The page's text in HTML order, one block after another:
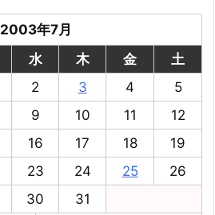
2003年7月
水 木 金
土
2 3 4
5
9 10 11
12
16 17 18
19
23 24 25
26
30 31